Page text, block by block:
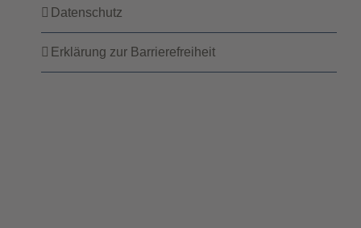
Datenschutz
Erklärung zur Barrierefreiheit